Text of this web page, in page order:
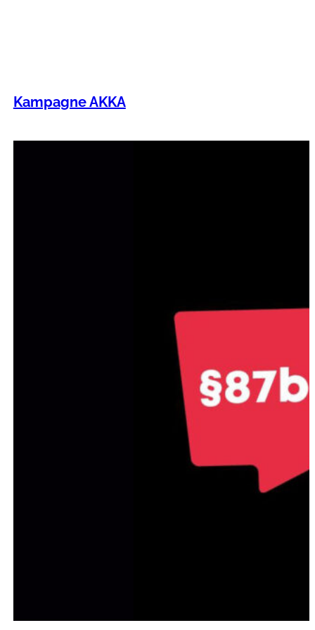
Kampagne AKKA